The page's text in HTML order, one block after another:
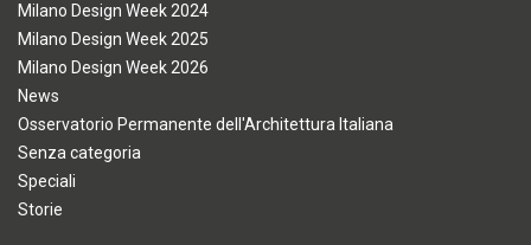
Milano Design Week 2024
Milano Design Week 2025
Milano Design Week 2026
News
Osservatorio Permanente dell'Architettura Italiana
Senza categoria
Speciali
Storie